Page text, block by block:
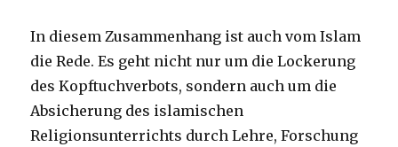
In diesem Zusammenhang ist auch vom Islam
die Rede. Es geht nicht nur um die Lockerung
des Kopftuchverbots, sondern auch um die
Absicherung des islamischen
Religionsunterrichts durch Lehre, Forschung